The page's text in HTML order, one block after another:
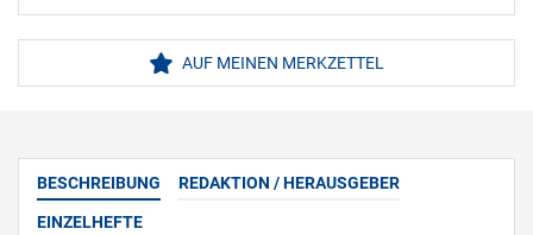
AUF MEINEN MERKZETTEL
BESCHREIBUNG REDAKTION / HERAUSGEBER
EINZELHEFTE